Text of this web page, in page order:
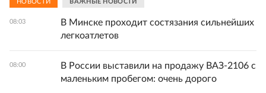
НОВОСТИ ВАЖНЫЕ НОВОСТИ
08:03
В Минске проходит состязания сильнейших
легкоатлетов
08:00
В России выставили на продажу ВАЗ-2106 с
маленьким пробегом: очень дорого